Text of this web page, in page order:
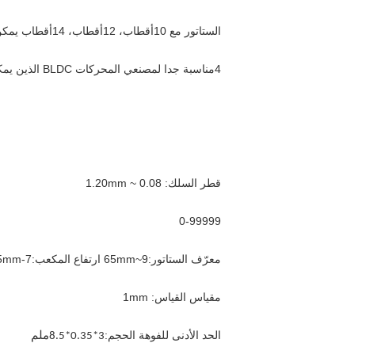
الستاتور مع 10أقطاب، 12أقطاب، 14أقطاب يمكن استخدام نفس آلة التلف عن طريق تغيير الأدوات
4مناسبة جدا لمصنعي المحركات BLDC الذين يمكن أن تستثمر لمنتجات كمية صغيرة
قطر السلك: 0.08 ~ 1.20mm
0-99999
معرّف الستاتور:9~65mm ارتفاع المكعب:7-115mm
مقياس القياس: 1mm
الحد الأدنى للفوهة الحجم:3*0.35*8.5ملم